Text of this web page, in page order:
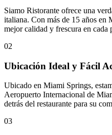
Siamo Ristorante ofrece una
italiana. Con más de 15 años en
mejor calidad y frescura en cada
02
Ubicación Ideal y Fácil
Ubicado en Miami Springs,
Aeropuerto Internacional de
detrás del restaurante para su
03